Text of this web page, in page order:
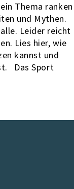
Thema ranken
und Mythen.
Leider reicht
Lies hier, wie
kannst und
Das Sport